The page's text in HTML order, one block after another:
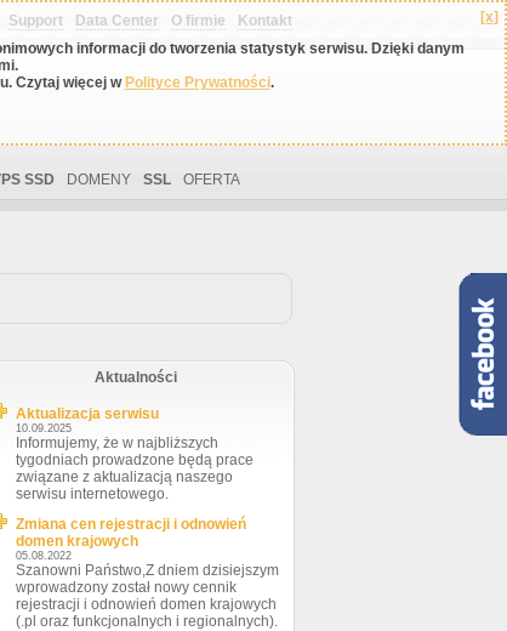
[x]
informacji do tworzenia statystyk serwisu. Dzięki danym
Czytaj więcej w Polityce Prywatności.
Support Data Center O firmie Kontakt
SSD DOMENY SSL OFERTA
Aktualności
Aktualizacja serwisu
10.09.2025
Informujemy, że w najbliższych
tygodniach prowadzone będą prace
związane z aktualizacją naszego
serwisu internetowego.
Zmiana cen rejestracji i odnowień
domen krajowych
05.08.2022
Szanowni Państwo,Z dniem dzisiejszym
wprowadzony został nowy cennik
rejestracji i odnowień domen krajowych
(.pl oraz funkcjonalnych i regionalnych).